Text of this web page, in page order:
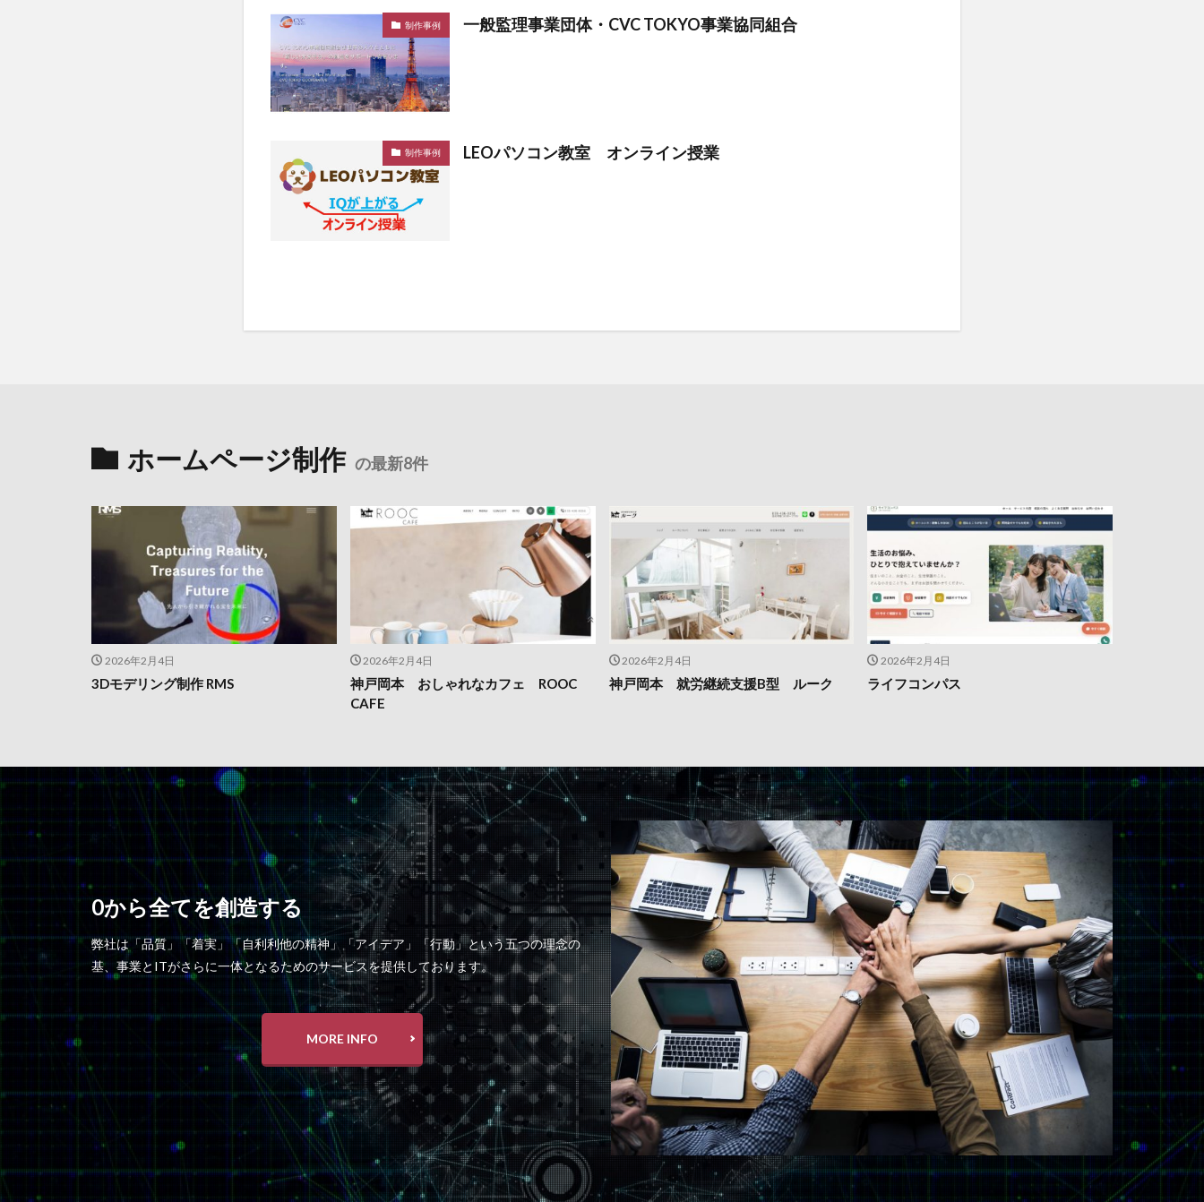
制作事例 一般監理事業団体・CVC TOKYO事業協同組合
制作事例 LEOパソコン教室 オンライン授業
ホームページ制作 の最新8件
2026年2月4日
3Dモデリング制作 RMS
2026年2月4日
神戸岡本 おしゃれなカフェ ROOC
CAFE
2026年2月4日
神戸岡本 就労継続支援B型 ルーク
2026年2月4日
ライフコンパス
0から全てを創造する
弊社は「品質」「着実」「自利利他の精神」「アイデア」「行動」という五つの理念の
基、事業とITがさらに一体となるためのサービスを提供しております。
MORE INFO